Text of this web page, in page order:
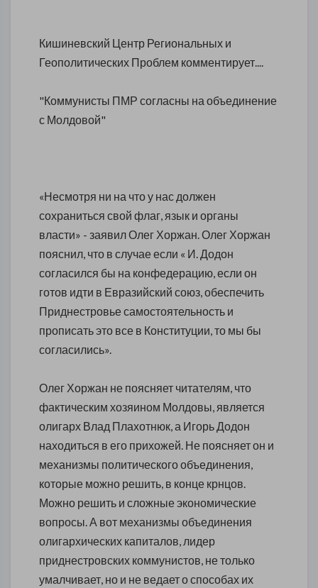
Кишиневский Центр Региональных и
Геополитических Проблем комментирует....
"Коммунисты ПМР согласны на объединение
с Молдовой"
«Несмотря ни на что у нас должен
сохраниться свой флаг, язык и органы
власти» - заявил Олег Хоржан. Олег Хоржан
пояснил, что в случае если « И. Додон
согласился бы на конфедерацию, если он
готов идти в Евразийский союз, обеспечить
Приднестровье самостоятельность и
прописать это все в Конституции, то мы бы
согласились».
Олег Хоржан не поясняет читателям, что
фактическим хозяином Молдовы, является
олигарх Влад Плахотнюк, а Игорь Додон
находиться в его прихожей. Не поясняет он и
механизмы политического объединения,
которые можно решить, в конце крнцов.
Можно решить и сложные экономические
вопросы. А вот механизмы объединения
олигархических капиталов, лидер
приднестровских коммунистов, не только
умалчивает, но и не ведает о способах их